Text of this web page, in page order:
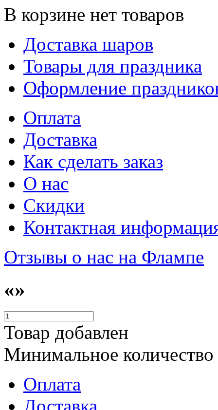
В корзине нет товаров
Доставка шаров
Товары для праздника
Оформление
Оплата
Доставка
Как сделать заказ
О нас
Скидки
Контактная
Отзывы о нас на Флампе
«»
Товар добавлен
Минимальное
Оплата
Доставка